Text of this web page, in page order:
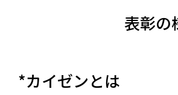
表彰の
*カイゼンとは